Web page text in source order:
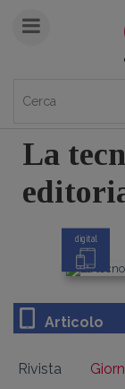
La
digital
Articolo
Rivista